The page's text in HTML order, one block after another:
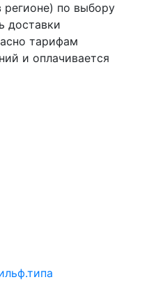
по выбору
доставки
тарифам
и оплачивается